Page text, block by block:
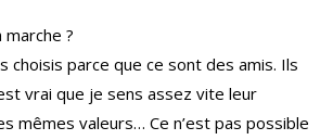
?
choisis parce que ce sont des amis. Ils
vrai que je sens assez vite leur
mêmes valeurs… Ce n’est pas possible